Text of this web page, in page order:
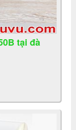
tại đà